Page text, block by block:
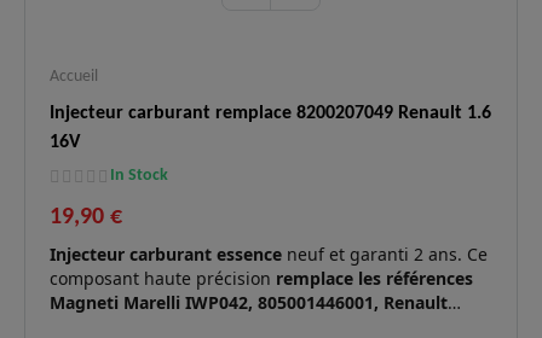
Accueil
Injecteur carburant remplace 8200207049 Renault 1.6
16V
In Stock
19,90 €
Injecteur carburant essence neuf et garanti 2 ans. Ce
composant haute précision remplace les références
Magneti Marelli IWP042, 805001446001, Renault